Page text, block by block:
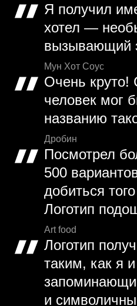
Я получил
хотел —
вызывающий
Мун Хот Соус
Очень круто!
человек мог
названию
Дробин
Посмотрел
500
добиться
Логотип
Art food
Логотип
таким, как я
и